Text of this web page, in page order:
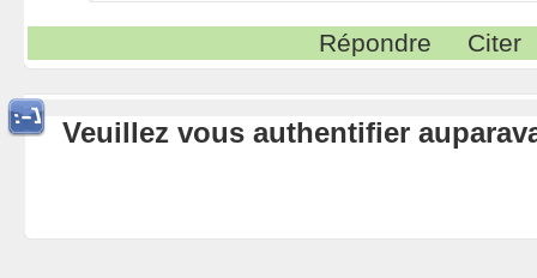
Répondre Citer
Veuillez vous authentifier